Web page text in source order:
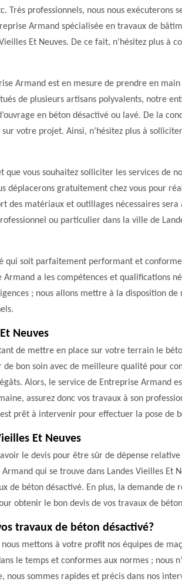
Très professionnels, nous nous exécuterons
Armand spécialisée en travaux de
Et Neuves. De ce fait, n’hésitez plus à
Armand est en mesure de prendre en
de plusieurs artisans polyvalents, notre
en béton désactivé ou lavé. De la
votre projet. Ainsi, n’hésitez plus à
que vous souhaitez solliciter les services de
déplacerons gratuitement chez vous pour
des matériaux et outillages nécessaires
ou particulier dans la ville de
qui soit parfaitement performant et
a les compétences et qualifications
; nous allons mettre à la disposition de
Neuves
de mettre en place sur votre terrain le
bon soin avec de meilleure qualité pour
Alors, le service de Entreprise Armand
assurez donc vos travaux à son
prêt à intervenir pour effectuer la pose de
Et Neuves
le devis pour être sûr de dépense
qui se trouve dans Landes Vieilles Et
de béton désactivé. En plus, la demande de
obtenir le bon devis de vos travaux de
travaux de béton désactivé?
mettons à votre profit nos équipes de
le temps et conformes aux normes ; nous
sommes rapides et précis dans nos